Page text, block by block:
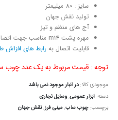
سایز : 80 میلیمتر
تولید نقش جهان
آج های منظم و تیز
مهره پشت m14 مناسب جهت اتصال به مینی فرز
قابلیت اتصال به رابط های افزاش
توجه : قیمت مربوط به یک عدد چوب ساب
موجودی کالا:در انبار موجود نمی باشد
دسته: ابزار عمومی,وسایل نجاری
برچسب: چوب ساب,مینی فرز,نقش جهان